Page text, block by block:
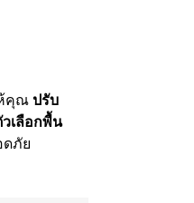
ห้คุณ ปรับ
วเลือกพื้น
ดภัย